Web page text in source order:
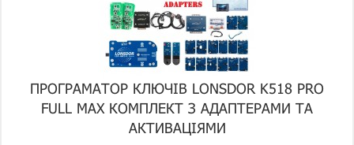
ПРОГРАМАТОР КЛЮЧІВ LONSDOR K518 PRO
FULL MAX КОМПЛЕКТ З АДАПТЕРАМИ ТА
АКТИВАЦІЯМИ